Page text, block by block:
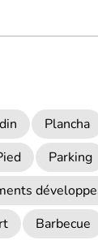
Plancha
Parking
Barbecue